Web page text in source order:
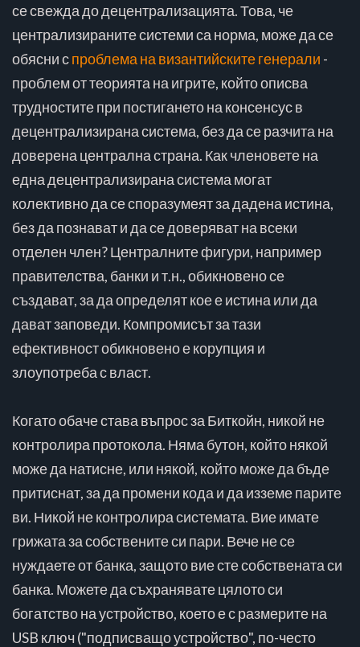
се свежда до децентрализацията. Това, че
централизираните системи са норма, може да се
обясни спроблема на византийските генерали -
проблем от теорията на игрите, който описва
трудностите при постигането на консенсус в
децентрализирана система, без да се разчита на
доверена централна страна. Как членовете на
една децентрализирана система могат
колективно да се споразумеят за дадена истина,
без да познават и да се доверяват на всеки
отделен член? Централните фигури, например
правителства, банки и т.н., обикновено се
създават, за да определят кое е истина или да
дават заповеди. Компромисът за тази
ефективност обикновено е корупция и
злоупотреба с власт.
Когато обаче става въпрос за Биткойн, никой не
контролира протокола. Няма бутон, който някой
може да натисне, или някой, който може да бъде
притиснат, за да промени кода и да изземе парите
ви. Никой не контролира системата. Вие имате
грижата за собствените си пари. Вече не се
нуждаете от банка, защото вие сте собствената си
банка. Можете да съхранявате цялото си
богатство на устройство, което е с размерите на
USB ключ ("подписващо устройство", по-често